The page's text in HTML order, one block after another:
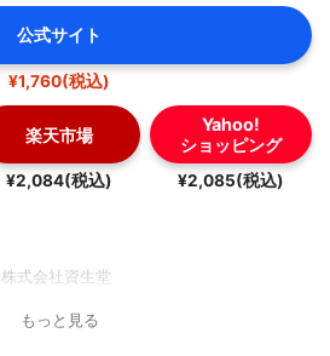
公式サイト
¥1,760(税込)
楽天市場
¥2,084(税込)
Yahoo!
ショッピング
¥2,085(税込)
株式会社資生堂
もっと見る